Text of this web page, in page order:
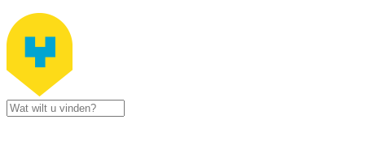
Jump to navigation